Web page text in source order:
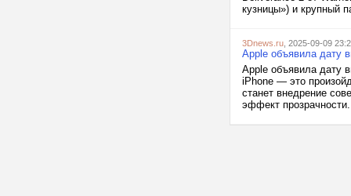
кузницы») и крупный
3Dnews.ru , 2025-09-09
Apple объявила дату
Apple объявила дату
iPhone — это
станет внедрение
эффект